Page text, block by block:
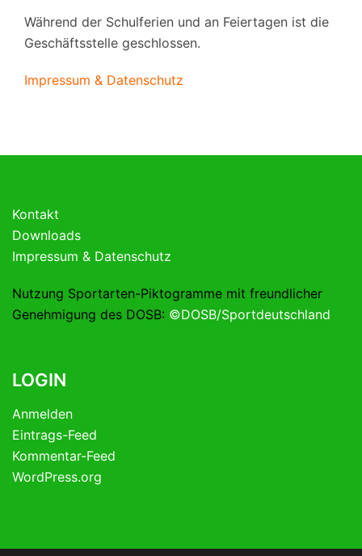
Während der Schulferien und an Feiertagen ist die
Geschäftsstelle geschlossen.
Impressum & Datenschutz
Kontakt
Downloads
Impressum & Datenschutz
Nutzung Sportarten-Piktogramme mit freundlicher
Genehmigung des DOSB: ©DOSB/Sportdeutschland
LOGIN
Anmelden
Eintrags-Feed
Kommentar-Feed
WordPress.org